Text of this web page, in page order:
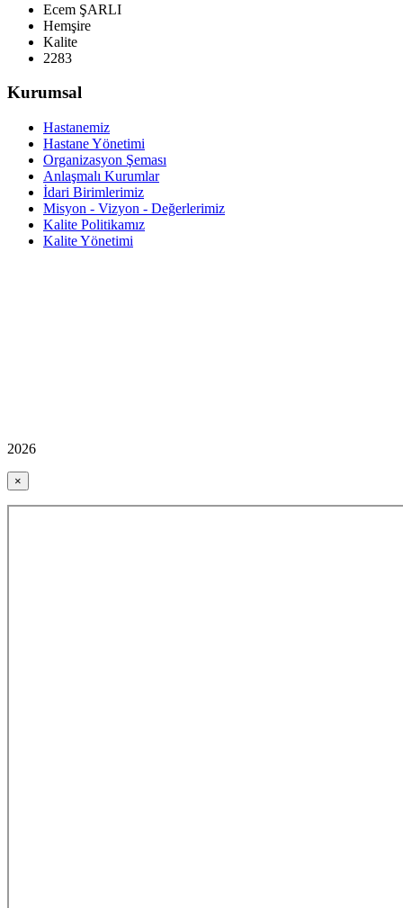
Ecem ŞARLI
Hemşire
Kalite
2283
Kurumsal
Hastanemiz
Hastane Yönetimi
Organizasyon Şeması
Anlaşmalı Kurumlar
İdari Birimlerimiz
Misyon - Vizyon - Değerlerimiz
Kalite Politikamız
Kalite Yönetimi
2026
×